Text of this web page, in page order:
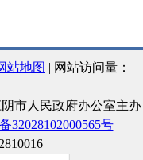
站地图 | 网站访问量：
市人民政府办公室主办
32028102000565号